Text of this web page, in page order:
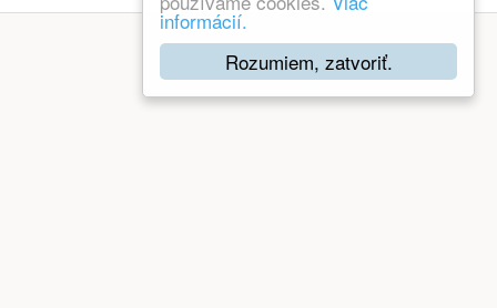
Rozumiem, zatvoriť.
informácií.